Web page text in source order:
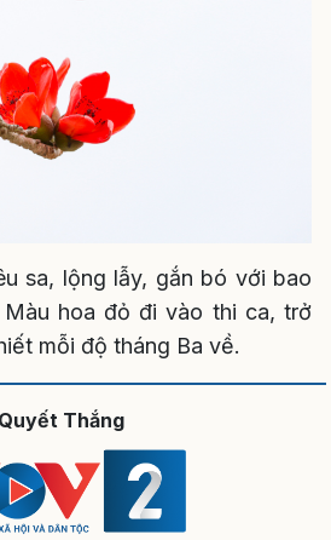
sa, lộng lẫy, gắn bó với bao
hoa đỏ đi vào thi ca, trở
mỗi độ tháng Ba về.
Quyết Thắng